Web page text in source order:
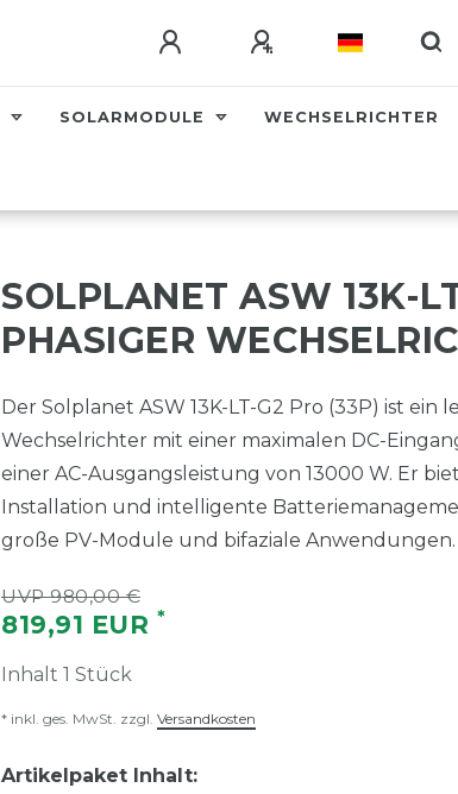
SOLARMODULE WECHSELRICHTER
SOLPLANET ASW 13K-
PHASIGER
Der Solplanet ASW 13K-LT-G2 Pro (33P) ist ein
Wechselrichter mit einer maximalen DC-
einer AC-Ausgangsleistung von 13000 W. Er
Installation und intelligente
große PV-Module und bifaziale Anwendungen.
UVP 980,00 €
819,91 EUR *
Inhalt 1 Stück
* inkl. ges. MwSt. zzgl. Versandkosten
Artikelpaket Inhalt: